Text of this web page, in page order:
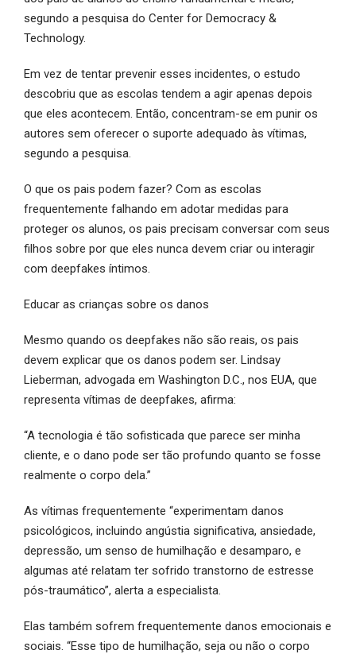
segundo a pesquisa do Center for Democracy &
Technology.
Em vez de tentar prevenir esses incidentes, o estudo
descobriu que as escolas tendem a agir apenas depois
que eles acontecem. Então, concentram-se em punir os
autores sem oferecer o suporte adequado às vítimas,
segundo a pesquisa.
O que os pais podem fazer? Com as escolas
frequentemente falhando em adotar medidas para
proteger os alunos, os pais precisam conversar com seus
filhos sobre por que eles nunca devem criar ou interagir
com deepfakes íntimos.
Educar as crianças sobre os danos
Mesmo quando os deepfakes não são reais, os pais
devem explicar que os danos podem ser. Lindsay
Lieberman, advogada em Washington D.C., nos EUA, que
representa vítimas de deepfakes, afirma:
“A tecnologia é tão sofisticada que parece ser minha
cliente, e o dano pode ser tão profundo quanto se fosse
realmente o corpo dela.”
As vítimas frequentemente “experimentam danos
psicológicos, incluindo angústia significativa, ansiedade,
depressão, um senso de humilhação e desamparo, e
algumas até relatam ter sofrido transtorno de estresse
pós-traumático”, alerta a especialista.
Elas também sofrem frequentemente danos emocionais e
sociais. “Esse tipo de humilhação, seja ou não o corpo